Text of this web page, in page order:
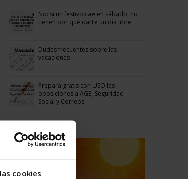
cookies
No: si un festivo cae en sábado, no
tienen por qué darte un día libre
Dudas frecuentes sobre las
vacaciones
Prepara gratis con USO las
oposiciones a AGE, Seguridad
Social y Correos